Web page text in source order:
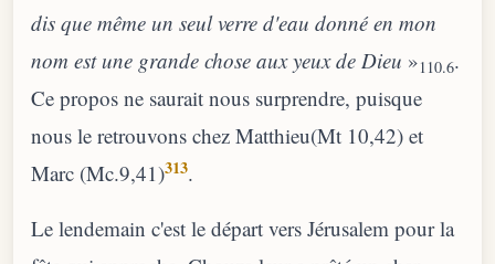
dis que même un seul verre d'eau donné en mon
nom est une grande chose aux yeux de Dieu »110.6.
Ce propos ne saurait nous surprendre, puisque
nous le retrouvons chez Matthieu(Mt 10,42) et
Marc (Mc.9,41)313.
Le lendemain c'est le départ vers Jérusalem pour la